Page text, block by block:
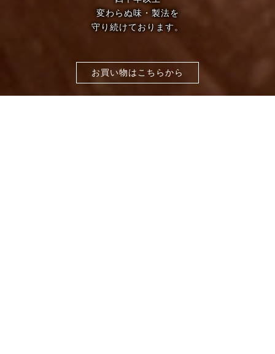
変わらぬ味・製法を
守り続けております。
お買い物はこちらから